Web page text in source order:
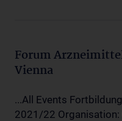
Forum
Vienna
...All Events
2021/22 Organisation: